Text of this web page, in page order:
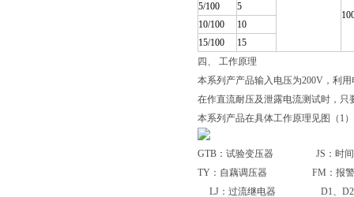
5/100
5
10/100
10
15/100
15
四、 工作原理
本系列产产品输入电压为200V，利
在作直流耐压及泄露电流测试时，
本系列产品在具体工作原理见图（1
GTB：试验变压器 JS：时间
TY：自藕调压器 FM：报警
LJ：过流继电器 D1、D2、